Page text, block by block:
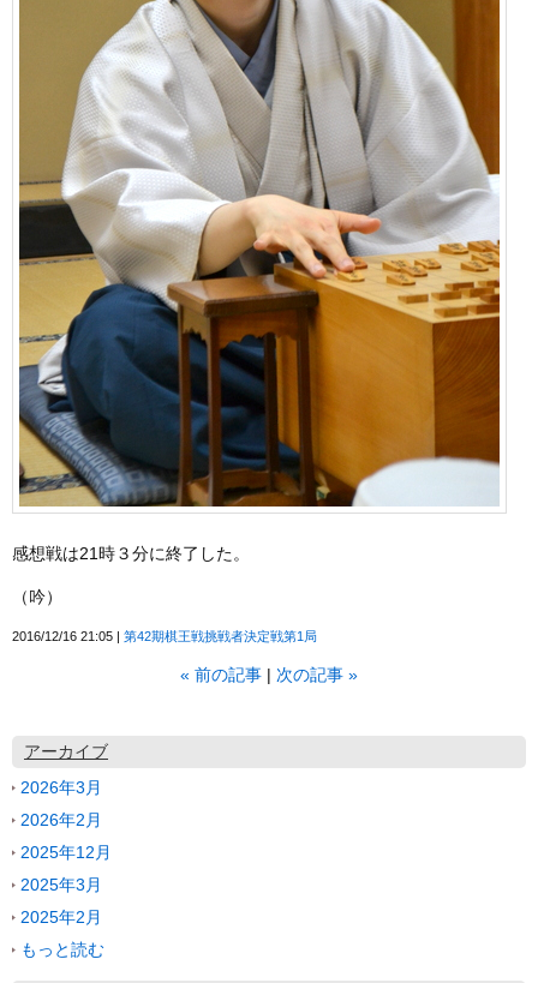
感想戦は21時３分に終了した。
（吟）
2016/12/16 21:05 第42期棋王戦挑戦者決定戦第1局
« 前の記事 次の記事 »
アーカイブ
2026年3月
2026年2月
2025年12月
2025年3月
2025年2月
もっと読む